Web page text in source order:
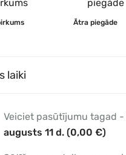
Ātra piegāde
laiki
Veiciet pasūtījumu tagad
augusts 11 d. (0,00 €)